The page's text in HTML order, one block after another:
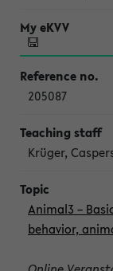
205087
Krüger,
Animal3 –
behavior,